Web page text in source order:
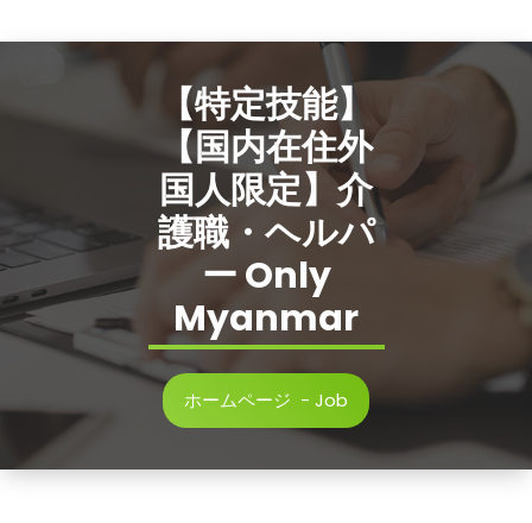
【特定技能】
【国内在住外
国人限定】介
護職・ヘルパ
ー Only
Myanmar
ホームページ - Job